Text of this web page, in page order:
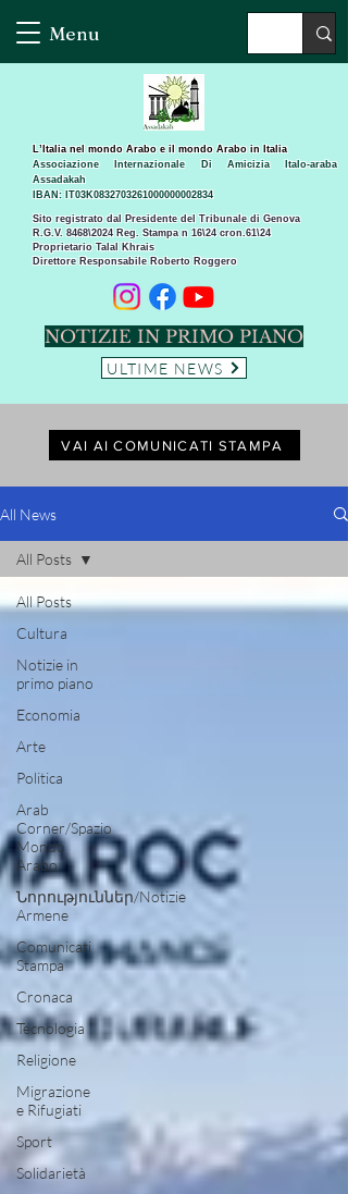
Menu
Sito registrato dal Presidente del Tribunale di Genova
R.G.V. 8468\2024 Reg. Stampa n 16\24 cron.61\24 ​
Proprietario Talal Khrais
Direttore Responsabile Roberto Roggero
L’Italia nel mondo Arabo e il mondo Arabo in Italia
Associazione Internazionale Di Amicizia Italo-araba
Assadakah
IBAN: IT03K0832703261000000002834
NOTIZIE IN PRIMO PIANO
ULTIME NEWS
VAI AI COMUNICATI STAMPA
All News
All Posts
Cultura
Notizie in
primo piano
Economia
Arte
Politica
Arab
Corner/Spazio
Mondo
Arabo
Նորություններ/Notizie
Armene
Comunicati
Stampa
Cronaca
Tecnologia
Religione
Migrazione
e Rifugiati
Sport
Solidarietà
All Posts